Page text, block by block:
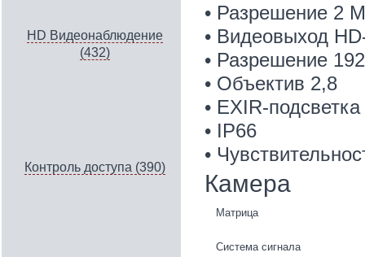
HD Видеонаблюдение
(432)
Контроль доступа (390)
• Разрешение 2
• Видеовыход
• Разрешение
• Объектив 2,8
• EXIR-
• IP66
•
Камера
Матрица
Система сигнала